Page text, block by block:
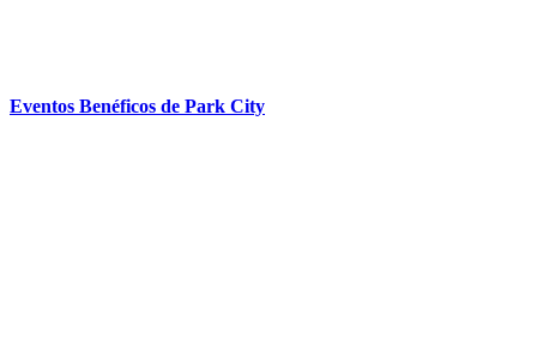
Eventos Benéficos de Park City